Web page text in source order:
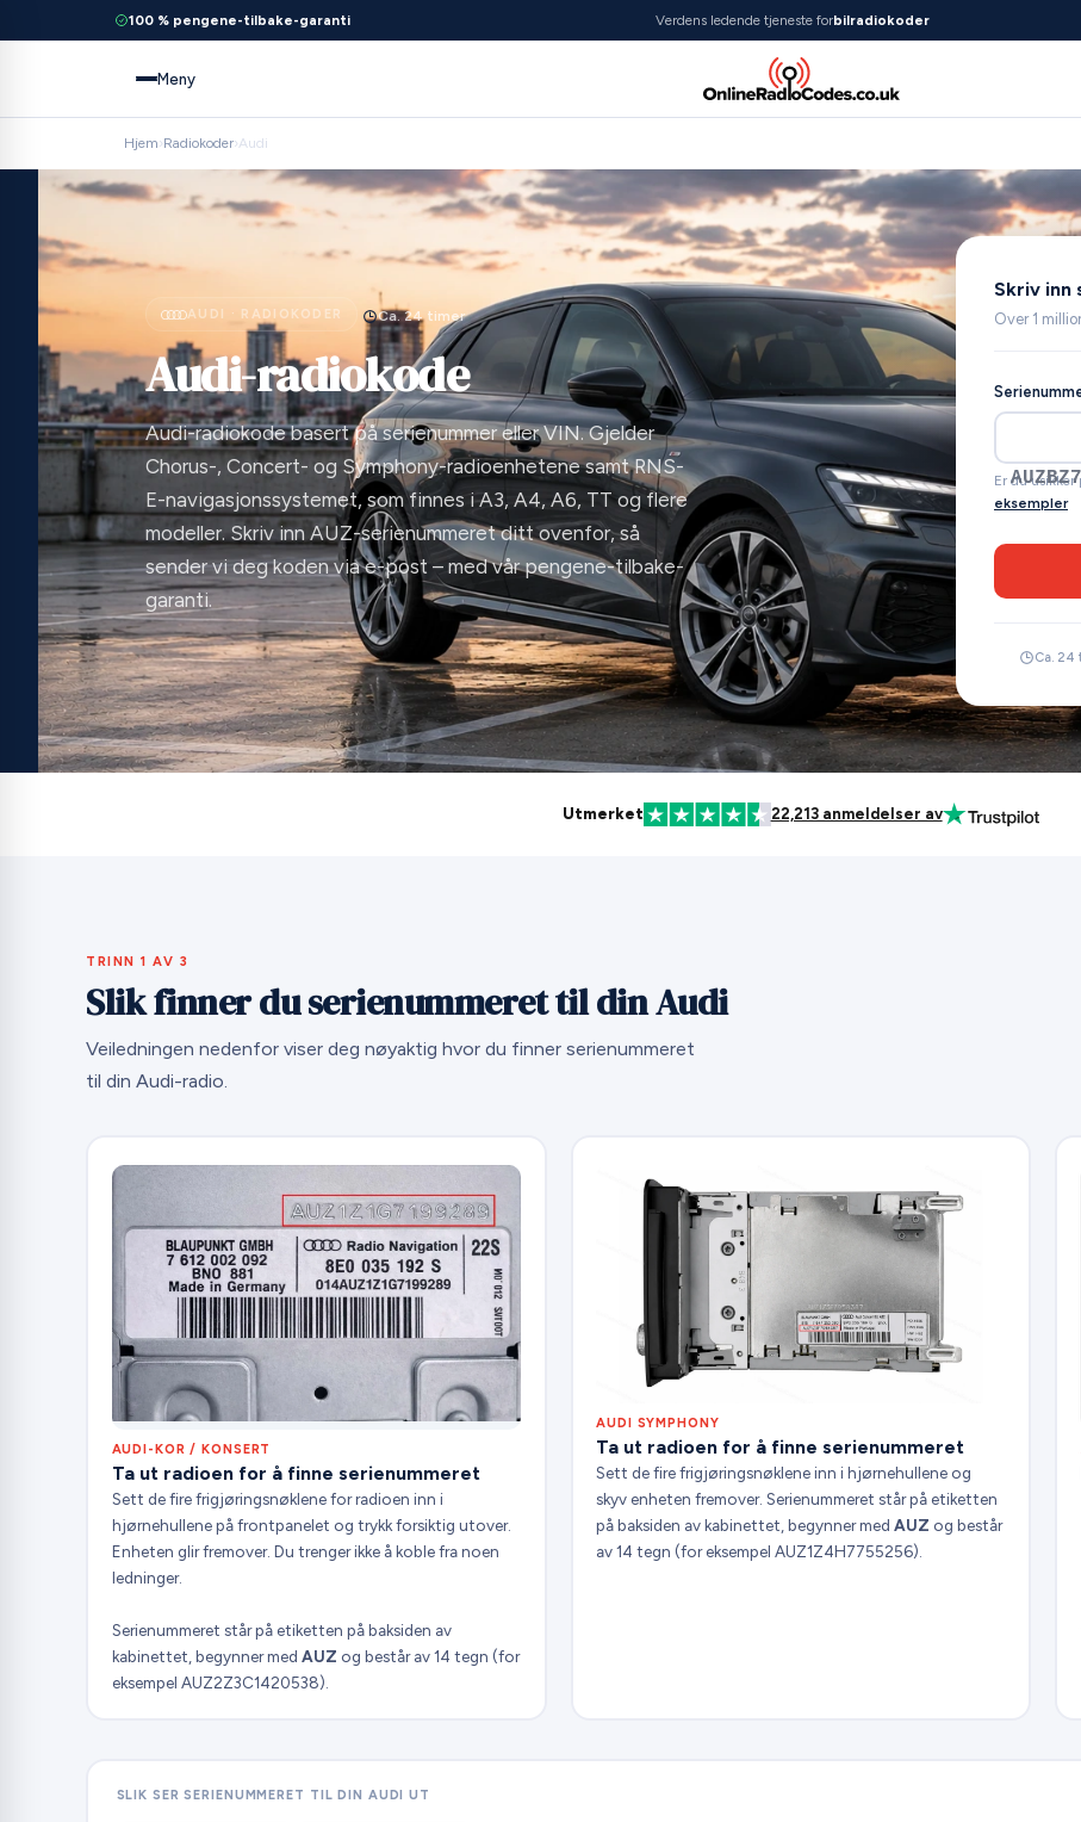
100 % pengene-tilbake-garanti Verdens ledende tjeneste forbilradiokoder
Meny
Hjem›Radiokoder›Audi
AUDI · RADIOKODER Ca. 24 timer
Audi-radiokode
Audi-radiokode basert på serienummer eller VIN. Gjelder
Chorus-, Concert- og Symphony-radioenhetene samt RNS-
E-navigasjonssystemet, som finnes i A3, A4, A6, TT og flere
modeller. Skriv inn AUZ-serienummeret ditt ovenfor, så
sender vi deg koden via e-post – med vår pengene-tilbake-
garanti.
Skriv inn
Over 1
Er du usikker
eksempler
Ca. 24
Utmerket 22,213 anmeldelser av
TRINN 1 AV 3
Slik finner du serienummeret til din Audi
Veiledningen nedenfor viser deg nøyaktig hvor du finner serienummeret
til din Audi-radio.
AUDI-KOR / KONSERT
Ta ut radioen for å finne serienummeret
Sett de fire frigjøringsnøklene for radioen inn i
hjørnehullene på frontpanelet og trykk forsiktig utover.
Enheten glir fremover. Du trenger ikke å koble fra noen
ledninger.
Serienummeret står på etiketten på baksiden av
kabinettet, begynner med AUZ og består av 14 tegn (for
eksempel AUZ2Z3C1420538).
AUDI SYMPHONY
Ta ut radioen for å finne serienummeret
Sett de fire frigjøringsnøklene inn i hjørnehullene og
skyv enheten fremover. Serienummeret står på etiketten
på baksiden av kabinettet, begynner medAUZ og består
av 14 tegn (for eksempel AUZ1Z4H7755256).
SLIK SER SERIENUMMERET TIL DIN AUDI UT